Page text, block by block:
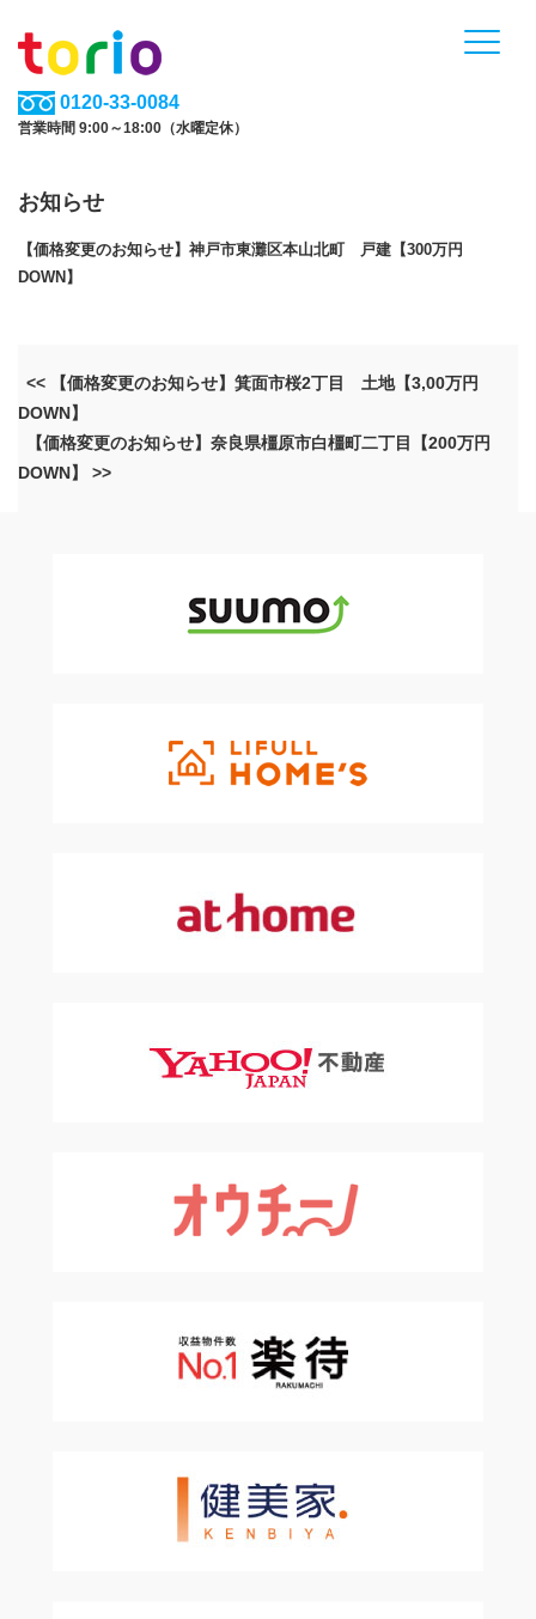
0120-33-0084
営業時間 9:00～18:00（水曜定休）
お知らせ
【価格変更のお知らせ】神戸市東灘区本山北町 戸建【300万円
DOWN】
<< 【価格変更のお知らせ】箕面市桜2丁目 土地【3,00万円
DOWN】
【価格変更のお知らせ】奈良県橿原市白橿町二丁目【200万円
DOWN】 >>